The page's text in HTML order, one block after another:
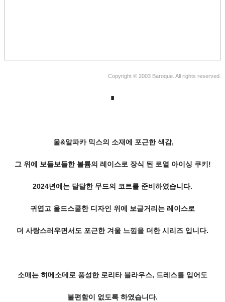
Copyright © 2003 Baroque. All rights reserved.
∎
울&알파카 믹스의 소재에 포근한 색감,
그 위에 보들보들한 볼륨의 레이스로 장식 된 로열 아이싱 쿠키!
2024년에는 달달한 무드의 코트를 준비하였습니다.
귀엽고 올드스쿨한 디자인 위에 보글거리는 레이스로
더 사랑스러우면서도 포근한 겨울 느낌을 더한 시리즈 입니다.
소매는 히메소데로 풍성한 로리타 블라우스, 드레스를 입어도
불편함이 없도록 하였습니다.